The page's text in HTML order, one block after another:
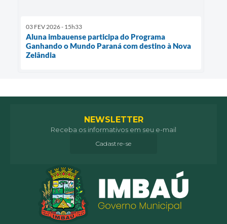
03 FEV 2026 - 15h33
Aluna imbauense participa do Programa
Ganhando o Mundo Paraná com destino à Nova
Zelândia
NEWSLETTER
Receba os informativos em seu e-mail
Cadastre-se